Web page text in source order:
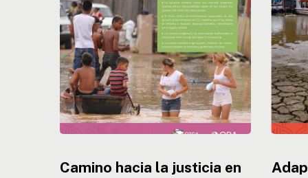
uma
respuesta
sistémica
a
los
imapctos
desiguales
Camino hacia la justicia en
hacia